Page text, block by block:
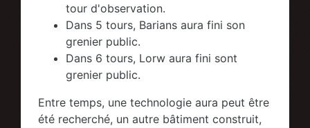
tour d'observation.
Dans 5 tours, Barians aura fini son
grenier public.
Dans 6 tours, Lorw aura fini sont
grenier public.
Entre temps, une technologie aura peut être
été recherché, un autre bâtiment construit,